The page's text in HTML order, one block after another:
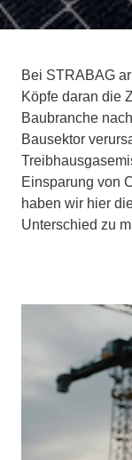
Bei STRABAG
Köpfe daran die
Baubranche
Bausektor
Einsparung von
haben wir hier
Unterschied zu